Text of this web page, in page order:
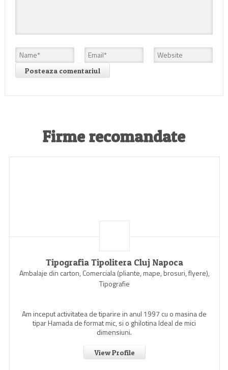
Firme recomandate
Tipografia Tipolitera Cluj Napoca
Ambalaje din carton, Comerciala (pliante, mape, brosuri, flyere),
Tipografie
Am inceput activitatea de tiparire in anul 1997 cu o masina de
tipar Hamada de format mic, si o ghilotina Ideal de mici
dimensiuni.
View Profile